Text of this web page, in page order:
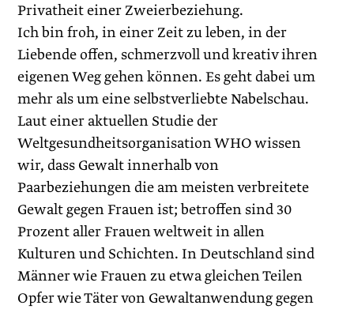
Privatheit einer Zweierbeziehung.
Ich bin froh, in einer Zeit zu leben, in der
Liebende offen, schmerzvoll und kreativ ihren
eigenen Weg gehen können. Es geht dabei um
mehr als um eine selbstverliebte Nabelschau.
Laut einer aktuellen Studie der
Weltgesundheitsorganisation WHO wissen
wir, dass Gewalt innerhalb von
Paarbeziehungen die am meisten verbreitete
Gewalt gegen Frauen ist; betroffen sind 30
Prozent aller Frauen weltweit in allen
Kulturen und Schichten. In Deutschland sind
Männer wie Frauen zu etwa gleichen Teilen
Opfer wie Täter von Gewaltanwendung gegen